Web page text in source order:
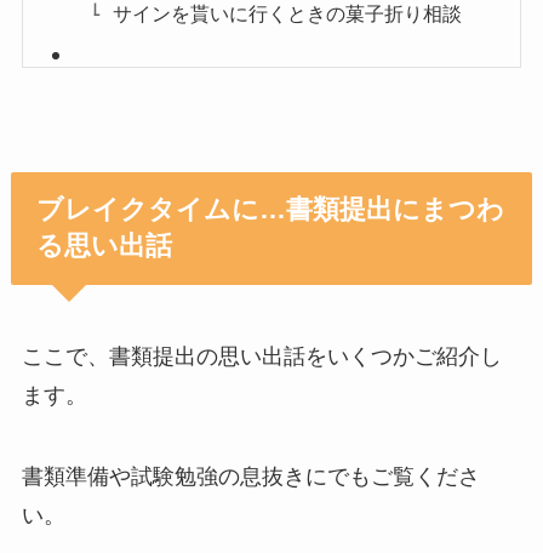
サインを貰いに行くときの菓子折り相談
ブレイクタイムに…書類提出にまつわ
る思い出話
ここで、書類提出の思い出話をいくつかご紹介し
ます。
書類準備や試験勉強の息抜きにでもご覧くださ
い。